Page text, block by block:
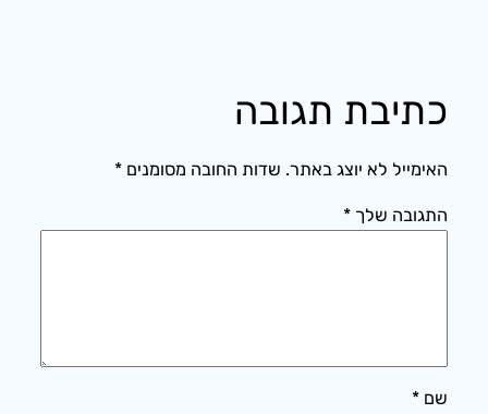
כתיבת תגובה
האימייל לא יוצג באתר. שדות החובה מסומנים *
התגובה שלך *
שם *